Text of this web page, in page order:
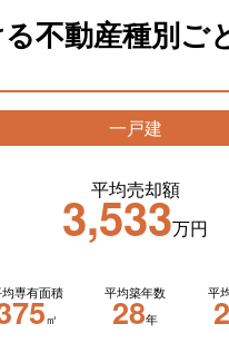
不動産種別ご
一戸建
平均売却額
3,533万円
専有面積
㎡
平均築年数
28年
平